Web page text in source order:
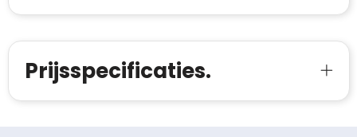
Prijsspecificaties.